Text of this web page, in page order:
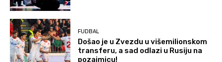
FUDBAL
Došao je u Zvezdu u višemilionskom
transferu, a sad odlazi u Rusiju na
pozajmicu!